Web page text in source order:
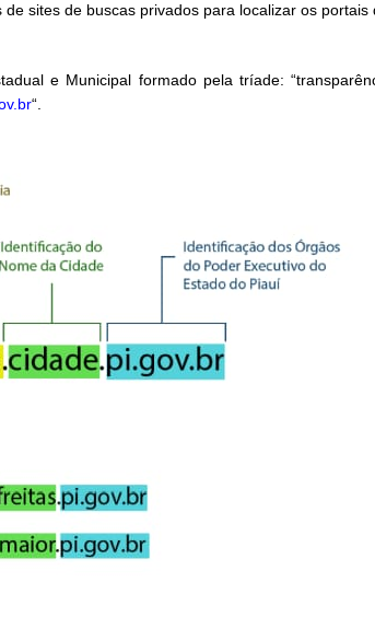
sites de buscas privados para localizar os portais
e Municipal formado pela tríade:
“.